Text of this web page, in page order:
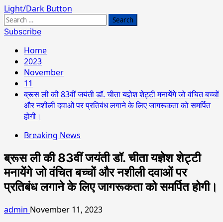
Light/Dark Button
Search
for:
Subscribe
Home
2023
November
11
ब्रूस ली की 83वीं जयंती डॉ. चीता यज्ञेश शेट्टी मनायेंगे जो वंचित बच्चों
और नशीली दवाओं पर प्रतिबंध लगाने के लिए जागरूकता को समर्पित
होगी।
Breaking News
ब्रूस ली की 83वीं जयंती डॉ. चीता यज्ञेश शेट्टी
मनायेंगे जो वंचित बच्चों और नशीली दवाओं पर
प्रतिबंध लगाने के लिए जागरूकता को समर्पित होगी।
admin November 11, 2023